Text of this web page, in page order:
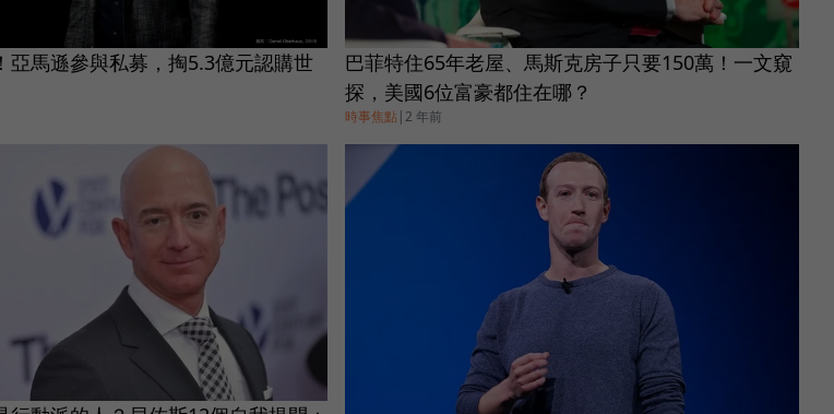
亞馬遜參與私募，掏5.3億元認購世
巴菲特住65年老屋、馬斯克房子只要150萬！一文窺
探，美國6位富豪都住在哪？
時事焦點 |2 年前